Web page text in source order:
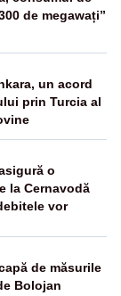
de megawați”
un acord
prin Turcia al
o
la Cernavodă
vor
de măsurile
Bolojan